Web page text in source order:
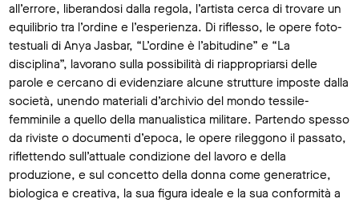
all’errore, liberandosi dalla regola, l’artista cerca di trovare un
equilibrio tra l’ordine e l’esperienza. Di riflesso, le opere foto-
testuali di Anya Jasbar, “L’ordine è l’abitudine” e “La
disciplina”, lavorano sulla possibilità di riappropriarsi delle
parole e cercano di evidenziare alcune strutture imposte dalla
società, unendo materiali d’archivio del mondo tessile-
femminile a quello della manualistica militare. Partendo spesso
da riviste o documenti d’epoca, le opere rileggono il passato,
riflettendo sull’attuale condizione del lavoro e della
produzione, e sul concetto della donna come generatrice,
biologica e creativa, la sua figura ideale e la sua conformità a